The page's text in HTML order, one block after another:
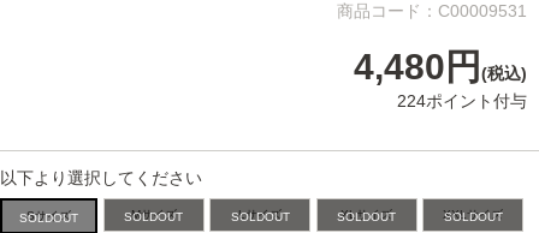
商品コード：C00009531
4,480円 (税込)
224ポイント付与
以下より選択してください
Sサイズ Mサイズ Lサイズ XLサイズ XXLサイズ